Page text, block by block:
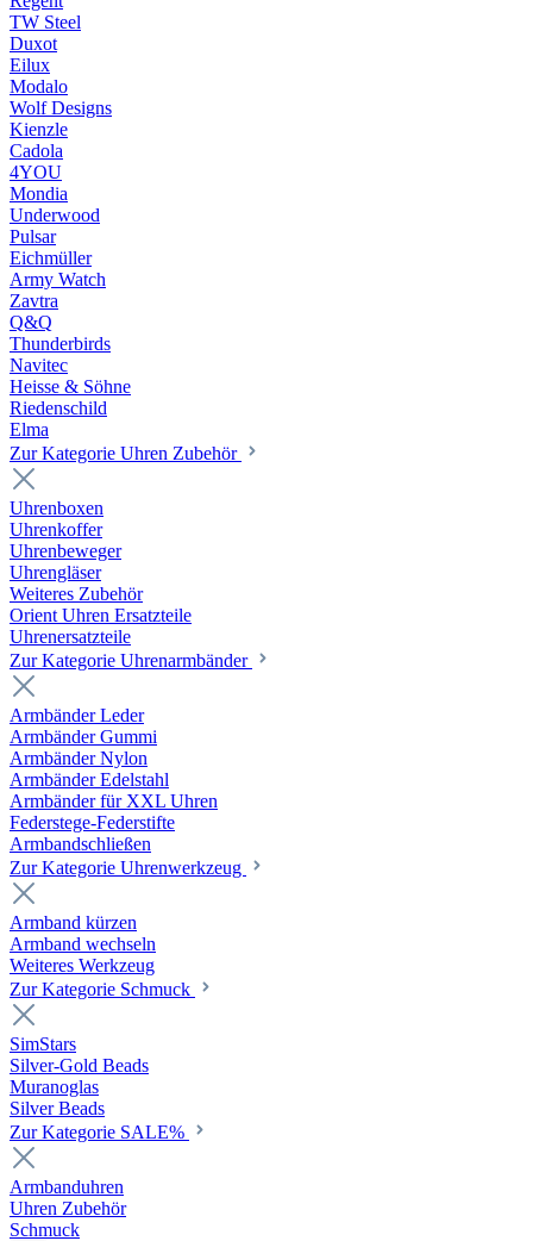
TW Steel
Duxot
Eilux
Modalo
Wolf Designs
Kienzle
Cadola
4YOU
Mondia
Underwood
Pulsar
Eichmüller
Army Watch
Zavtra
Q&Q
Thunderbirds
Navitec
Heisse & Söhne
Riedenschild
Elma
Zur Kategorie Uhren Zubehör
Uhrenboxen
Uhrenkoffer
Uhrenbeweger
Uhrengläser
Weiteres Zubehör
Orient Uhren Ersatzteile
Uhrenersatzteile
Zur Kategorie Uhrenarmbänder
Armbänder Leder
Armbänder Gummi
Armbänder Nylon
Armbänder Edelstahl
Armbänder für XXL Uhren
Federstege-Federstifte
Armbandschließen
Zur Kategorie Uhrenwerkzeug
Armband kürzen
Armband wechseln
Weiteres Werkzeug
Zur Kategorie Schmuck
SimStars
Silver-Gold Beads
Muranoglas
Silver Beads
Zur Kategorie SALE%
Armbanduhren
Uhren Zubehör
Schmuck